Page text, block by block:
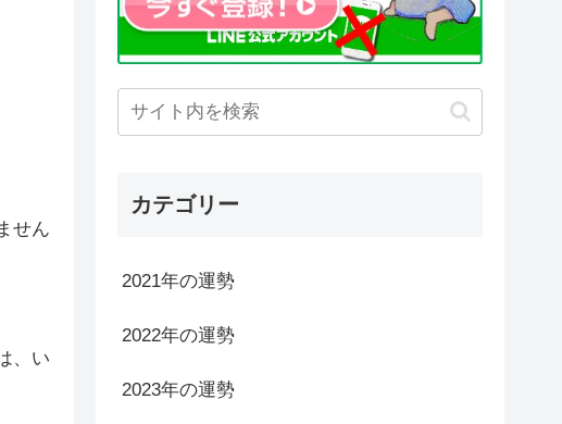
せん
、い
カテゴリー
2021年の運勢
2022年の運勢
2023年の運勢